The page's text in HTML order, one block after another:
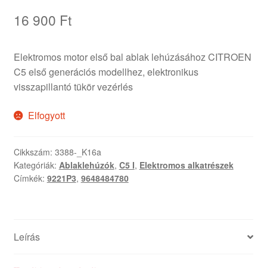
16 900 Ft
Elektromos motor első bal ablak lehúzásához CITROEN
C5 első generációs modellhez, elektronikus
visszapillantó tükör vezérlés
Elfogyott
Cikkszám: 3388-_K16a
Kategóriák: Ablaklehúzók, C5 I, Elektromos alkatrészek
Címkék: 9221P3, 9648484780
Leírás